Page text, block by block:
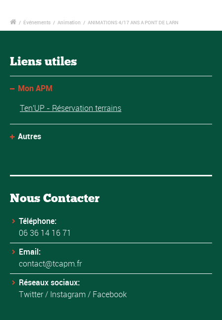
/ Événements / Animation / ANIMATIONS 4/17 ANS A PONT DE LARN
Liens utiles
Mon APM
Ten'UP - Réservation terrains
Autres
Nous Contacter
Téléphone:
06 36 14 16 71
Email:
contact@tcapm.fr
Réseaux sociaux:
Twitter/ Instagram / Facebook